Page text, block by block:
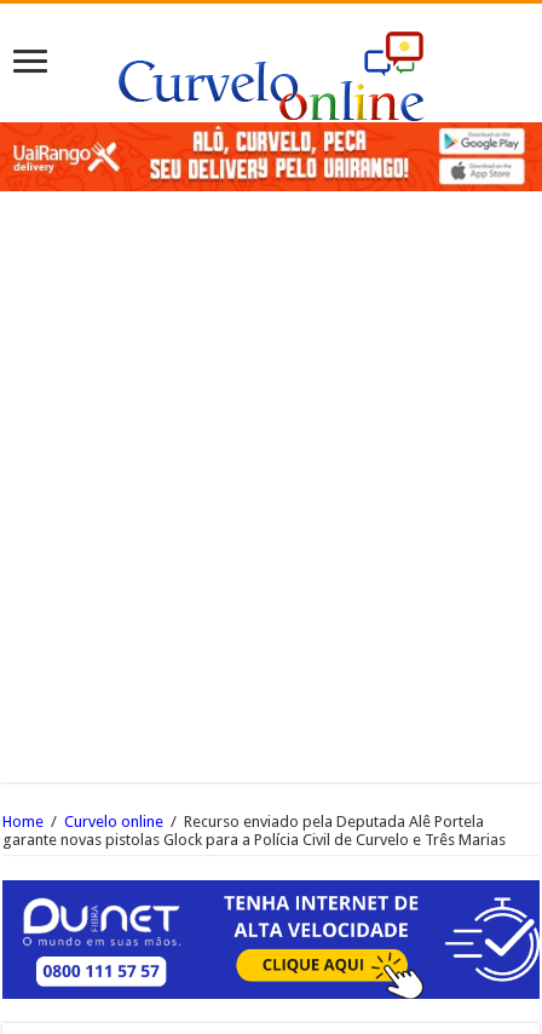
Home / Curvelo online / Recurso enviado pela Deputada Alê Portela
garante novas pistolas Glock para a Polícia Civil de Curvelo e Três Marias